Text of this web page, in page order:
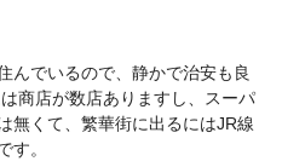
んでいるので、静かで治安も良
商店が数店ありますし、スーパ
無くて、繁華街に出るにはJR線
す。